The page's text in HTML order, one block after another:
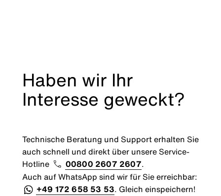
Haben wir Ihr
Interesse geweckt?
Technische Beratung und Support erhalten Sie
auch schnell und direkt über unsere Service-
Hotline
00800 2607 2607.
Auch auf WhatsApp sind wir für Sie erreichbar:
+49 172 658 53 53. Gleich einspeichern!